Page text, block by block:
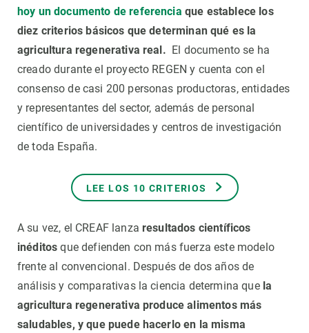
hoy un documento de referencia que establece los
diez criterios básicos que determinan qué es la
agricultura regenerativa real. El documento se ha
creado durante el proyecto REGEN y cuenta con el
consenso de casi 200 personas productoras, entidades
y representantes del sector, además de personal
científico de universidades y centros de investigación
de toda España.
LEE LOS 10 CRITERIOS
A su vez, el CREAF lanza resultados científicos
inéditos que defienden con más fuerza este modelo
frente al convencional. Después de dos años de
análisis y comparativas la ciencia determina que la
agricultura regenerativa produce alimentos más
saludables, y que puede hacerlo en la misma